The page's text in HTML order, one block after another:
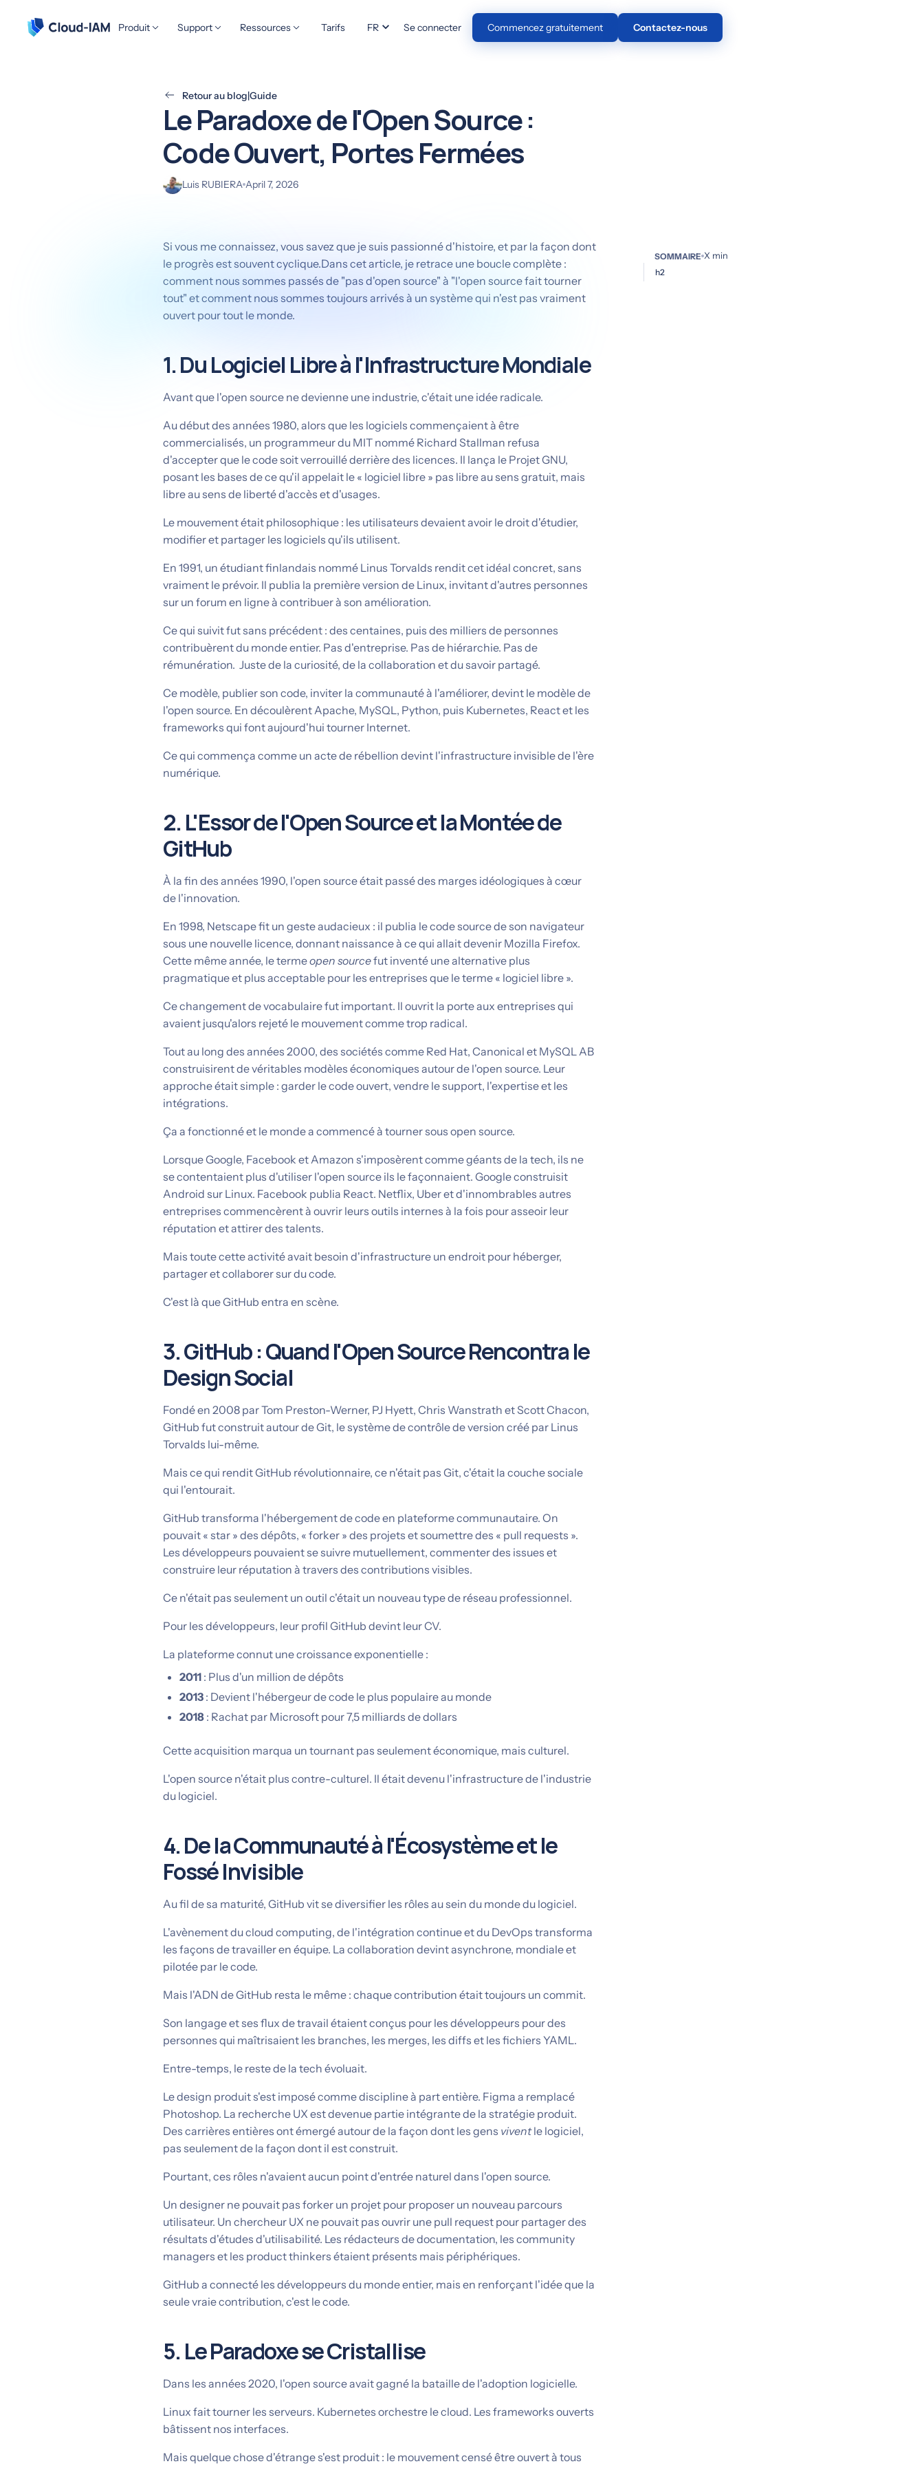
Produit Support Ressources Tarifs FR Se connecter Commencez gratuitement Contactez-nous
Retour au blog|Guide
Le Paradoxe de l'Open Source :
Code Ouvert, Portes Fermées
Luis RUBIERA April 7, 2026
Si vous me connaissez, vous savez que je suis passionné d'histoire, et par la façon dont
le progrès est souvent cyclique.Dans cet article, je retrace une boucle complète :
comment nous sommes passés de "pas d'open source" à "l'open source fait tourner
tout" et comment nous sommes toujours arrivés à un système qui n'est pas vraiment
ouvert pour tout le monde.
1. Du Logiciel Libre à l'Infrastructure Mondiale
Avant que l'open source ne devienne une industrie, c'était une idée radicale.
Au début des années 1980, alors que les logiciels commençaient à être
commercialisés, un programmeur du MIT nommé Richard Stallman refusa
d'accepter que le code soit verrouillé derrière des licences. Il lança le Projet GNU,
posant les bases de ce qu'il appelait le « logiciel libre » pas libre au sens gratuit, mais
libre au sens de liberté d'accès et d'usages.
Le mouvement était philosophique : les utilisateurs devaient avoir le droit d'étudier,
modifier et partager les logiciels qu'ils utilisent.
En 1991, un étudiant finlandais nommé Linus Torvalds rendit cet idéal concret, sans
vraiment le prévoir. Il publia la première version de Linux, invitant d'autres personnes
sur un forum en ligne à contribuer à son amélioration.
Ce qui suivit fut sans précédent : des centaines, puis des milliers de personnes
contribuèrent du monde entier. Pas d'entreprise. Pas de hiérarchie. Pas de
rémunération. Juste de la curiosité, de la collaboration et du savoir partagé.
Ce modèle, publier son code, inviter la communauté à l'améliorer, devint le modèle de
l'open source. En découlèrent Apache, MySQL, Python, puis Kubernetes, React et les
frameworks qui font aujourd'hui tourner Internet.
Ce qui commença comme un acte de rébellion devint l'infrastructure invisible de l'ère
numérique.
2. L'Essor de l'Open Source et la Montée de
GitHub
À la fin des années 1990, l'open source était passé des marges idéologiques à cœur
de l'innovation.
En 1998, Netscape fit un geste audacieux : il publia le code source de son navigateur
sous une nouvelle licence, donnant naissance à ce qui allait devenir Mozilla Firefox.
Cette même année, le termeopen sourcefut inventé une alternative plus
pragmatique et plus acceptable pour les entreprises que le terme « logiciel libre ».
Ce changement de vocabulaire fut important. Il ouvrit la porte aux entreprises qui
avaient jusqu'alors rejeté le mouvement comme trop radical.
Tout au long des années 2000, des sociétés comme Red Hat, Canonical et MySQL AB
construisirent de véritables modèles économiques autour de l'open source. Leur
approche était simple : garder le code ouvert, vendre le support, l'expertise et les
intégrations.
Ça a fonctionné et le monde a commencé à tourner sous open source.
Lorsque Google, Facebook et Amazon s'imposèrent comme géants de la tech, ils ne
se contentaient plus d'utiliser l'open source ils le façonnaient. Google construisit
Android sur Linux. Facebook publia React. Netflix, Uber et d'innombrables autres
entreprises commencèrent à ouvrir leurs outils internes à la fois pour asseoir leur
réputation et attirer des talents.
Mais toute cette activité avait besoin d'infrastructure un endroit pour héberger,
partager et collaborer sur du code.
C'est là que GitHub entra en scène.
3. GitHub : Quand l'Open Source Rencontra le
Design Social
Fondé en 2008 par Tom Preston-Werner, PJ Hyett, Chris Wanstrath et Scott Chacon,
GitHub fut construit autour de Git, le système de contrôle de version créé par Linus
Torvalds lui-même.
Mais ce qui rendit GitHub révolutionnaire, ce n'était pas Git, c'était la couche sociale
qui l'entourait.
GitHub transforma l'hébergement de code en plateforme communautaire. On
pouvait « star » des dépôts, « forker » des projets et soumettre des « pull requests ».
Les développeurs pouvaient se suivre mutuellement, commenter des issues et
construire leur réputation à travers des contributions visibles.
Ce n'était pas seulement un outil c'était un nouveau type de réseau professionnel.
Pour les développeurs, leur profil GitHub devint leur CV.
La plateforme connut une croissance exponentielle :
2011: Plus d'un million de dépôts
2013: Devient l'hébergeur de code le plus populaire au monde
2018: Rachat par Microsoft pour 7,5 milliards de dollars
Cette acquisition marqua un tournant pas seulement économique, mais culturel.
L'open source n'était plus contre-culturel. Il était devenu l'infrastructure de l'industrie
du logiciel.
4. De la Communauté à l'Écosystème et le
Fossé Invisible
Au fil de sa maturité, GitHub vit se diversifier les rôles au sein du monde du logiciel.
L'avènement du cloud computing, de l'intégration continue et du DevOps transforma
les façons de travailler en équipe. La collaboration devint asynchrone, mondiale et
pilotée par le code.
Mais l'ADN de GitHub resta le même : chaque contribution était toujours un commit.
Son langage et ses flux de travail étaient conçus pour les développeurs pour des
personnes qui maîtrisaient les branches, les merges, les diffs et les fichiers YAML.
Entre-temps, le reste de la tech évoluait.
Le design produit s'est imposé comme discipline à part entière. Figma a remplacé
Photoshop. La recherche UX est devenue partie intégrante de la stratégie produit.
Des carrières entières ont émergé autour de la façon dont les gens viventle logiciel,
pas seulement de la façon dont il est construit.
Pourtant, ces rôles n'avaient aucun point d'entrée naturel dans l'open source.
Un designer ne pouvait pas forker un projet pour proposer un nouveau parcours
utilisateur. Un chercheur UX ne pouvait pas ouvrir une pull request pour partager des
résultats d'études d'utilisabilité. Les rédacteurs de documentation, les community
managers et les product thinkers étaient présents mais périphériques.
GitHub a connecté les développeurs du monde entier, mais en renforçant l'idée que la
seule vraie contribution, c'est le code.
5. Le Paradoxe se Cristallise
Dans les années 2020, l'open source avait gagné la bataille de l'adoption logicielle.
Linux fait tourner les serveurs. Kubernetes orchestre le cloud. Les frameworks ouverts
bâtissent nos interfaces.
Mais quelque chose d'étrange s'est produit : le mouvement censé être ouvert à tous
SOMMAIRE X min
h2